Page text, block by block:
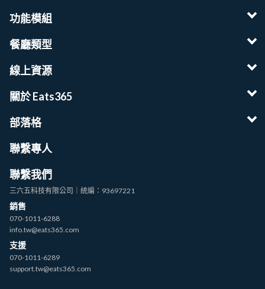
功能模組
餐廳類型
線上資源
關於 Eats365
部落格
聯繫專人
聯繫我們
三六五科技有限公司｜統編：93697221
銷售
070-1011-6288
info.tw@eats365.com
支援
070-1011-6289
support.tw@eats365.com